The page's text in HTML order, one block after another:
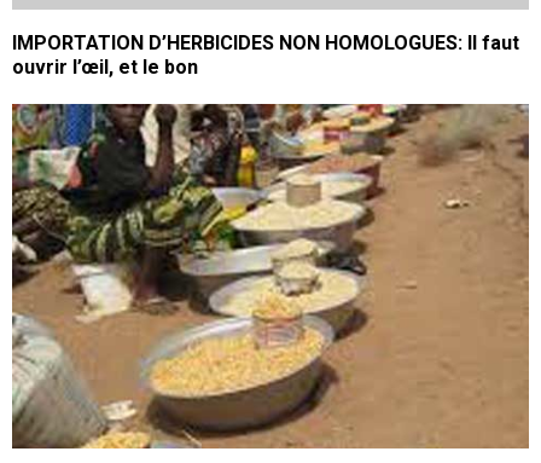
IMPORTATION D’HERBICIDES NON HOMOLOGUES: Il faut
ouvrir l’œil, et le bon